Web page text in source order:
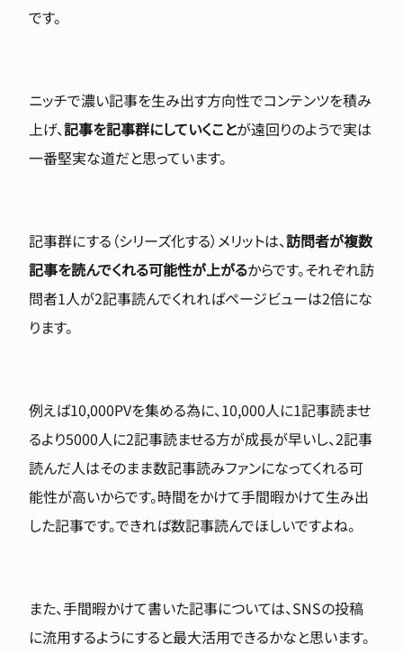
です。
ニッチで濃い記事を生み出す方向性でコンテンツを積み
上げ、記事を記事群にしていくことが遠回りのようで実は
一番堅実な道だと思っています。
記事群にする（シリーズ化する）メリットは、訪問者が複数
記事を読んでくれる可能性が上がるからです。それぞれ訪
問者1人が2記事読んでくれればページビューは2倍にな
ります。
例えば10,000PVを集める為に、10,000人に1記事読ませ
るより5000人に2記事読ませる方が成長が早いし、2記事
読んだ人はそのまま数記事読みファンになってくれる可
能性が高いからです。時間をかけて手間暇かけて生み出
した記事です。できれば数記事読んでほしいですよね。
また、手間暇かけて書いた記事については、SNSの投稿
に流用するようにすると最大活用できるかなと思います。